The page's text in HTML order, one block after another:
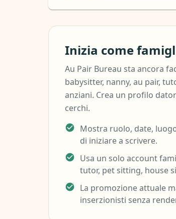
Inizia come
Au Pair Bureau sta ancora
babysitter, nanny, au pair,
anziani. Crea un profilo
cerchi.
Mostra ruolo, date,
di iniziare a scrivere.
Usa un solo account
tutor, pet sitting, house
La promozione attuale
inserzionisti senza